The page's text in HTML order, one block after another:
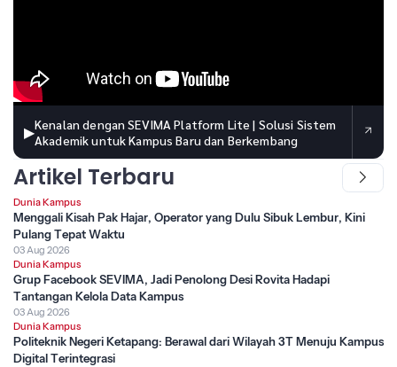
▶Kenalan dengan SEVIMA Platform Lite | Solusi Sistem
Akademik untuk Kampus Baru dan Berkembang
Artikel Terbaru
Dunia Kampus
Menggali Kisah Pak Hajar, Operator yang Dulu Sibuk Lembur, Kini
Pulang Tepat Waktu
03 Aug 2026
Dunia Kampus
Grup Facebook SEVIMA, Jadi Penolong Desi Rovita Hadapi
Tantangan Kelola Data Kampus
03 Aug 2026
Dunia Kampus
Politeknik Negeri Ketapang: Berawal dari Wilayah 3T Menuju Kampus
Digital Terintegrasi